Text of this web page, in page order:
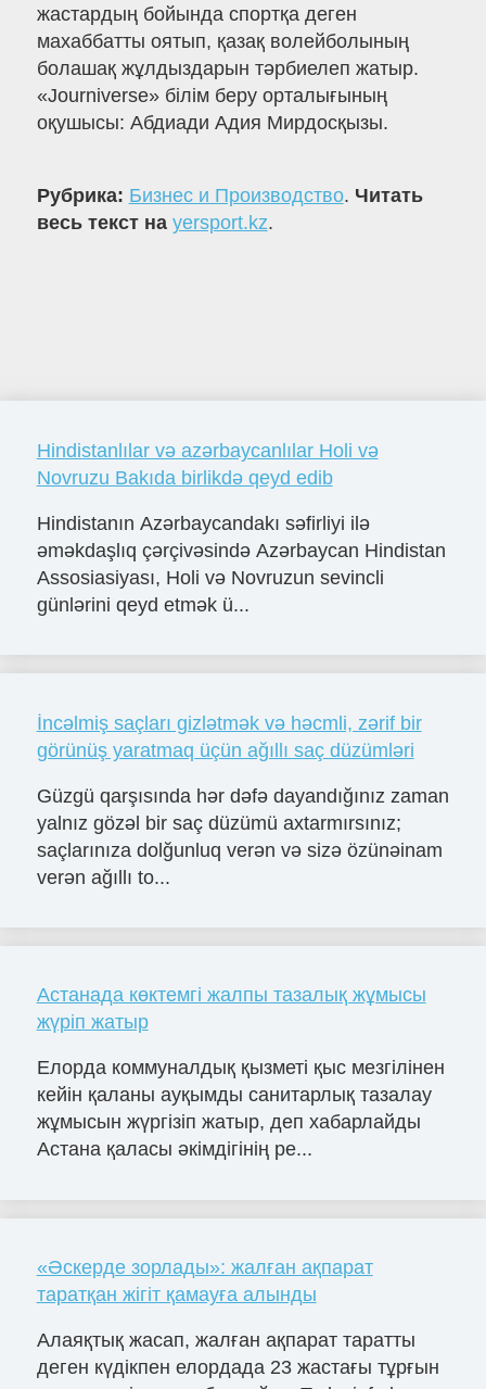
жастардың бойында спортқа деген
махаббатты оятып, қазақ волейболының
болашақ жұлдыздарын тәрбиелеп жатыр.
«Journiverse» білім беру орталығының
оқушысы: Абдиади Адия Мирдосқызы.
Рубрика: Бизнес и Производство. Читать
весь текст на yersport.kz.
Hindistanlılar və azərbaycanlılar Holi və
Novruzu Bakıda birlikdə qeyd edib
Hindistanın Azərbaycandakı səfirliyi ilə
əməkdaşlıq çərçivəsində Azərbaycan Hindistan
Assosiasiyası, Holi və Novruzun sevincli
günlərini qeyd etmək ü...
İncəlmiş saçları gizlətmək və həcmli, zərif bir
görünüş yaratmaq üçün ağıllı saç düzümləri
Güzgü qarşısında hər dəfə dayandığınız zaman
yalnız gözəl bir saç düzümü axtarmırsınız;
saçlarınıza dolğunluq verən və sizə özünəinam
verən ağıllı to...
Астанада көктемгі жалпы тазалық жұмысы
жүріп жатыр
Елорда коммуналдық қызметі қыс мезгілінен
кейін қаланы ауқымды санитарлық тазалау
жұмысын жүргізіп жатыр, деп хабарлайды
Астана қаласы әкімдігінің ре...
«Әскерде зорлады»: жалған ақпарат
таратқан жігіт қамауға алынды
Алаяқтық жасап, жалған ақпарат таратты
деген күдікпен елордада 23 жастағы тұрғын